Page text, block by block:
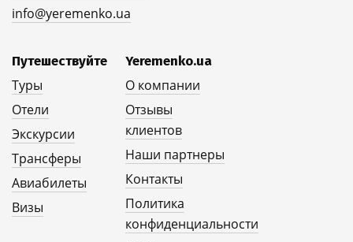
info@yeremenko.ua
Путешествуйте
Туры
Отели
Экскурсии
Трансферы
Авиабилеты
Визы
Yeremenko.ua
О компании
Отзывы
клиентов
Наши партнеры
Контакты
Политика
конфиденциальности